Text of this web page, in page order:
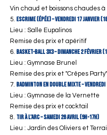
Vin chaud et boissons chaudes à
Escrime (Épée) – Vendredi 17 janvier
Lieu : Salle Eupalinos
Remise des prix et apéritif
Basket-ball 3x3 – Dimanche 2 février
Lieu : Gymnase Brunel
Remise des prix et "Crêpes Party"
Badminton en double mixte – Vendredi
Lieu : Gymnase de la Vernette
Remise des prix et cocktail
Tir à l’arc – Samedi 26 avril (9h-17h)
Lieu : Jardin des Oliviers et